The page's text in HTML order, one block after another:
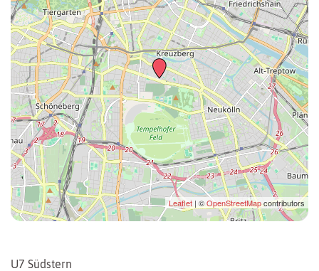
Leaflet | ©OpenStreetMapcontributors
U7 Südstern